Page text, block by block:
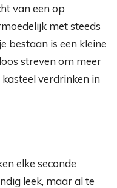
van een op
met steeds
bestaan ​​is een kleine
streven om meer
kasteel verdrinken in
elke seconde
leek, maar al te